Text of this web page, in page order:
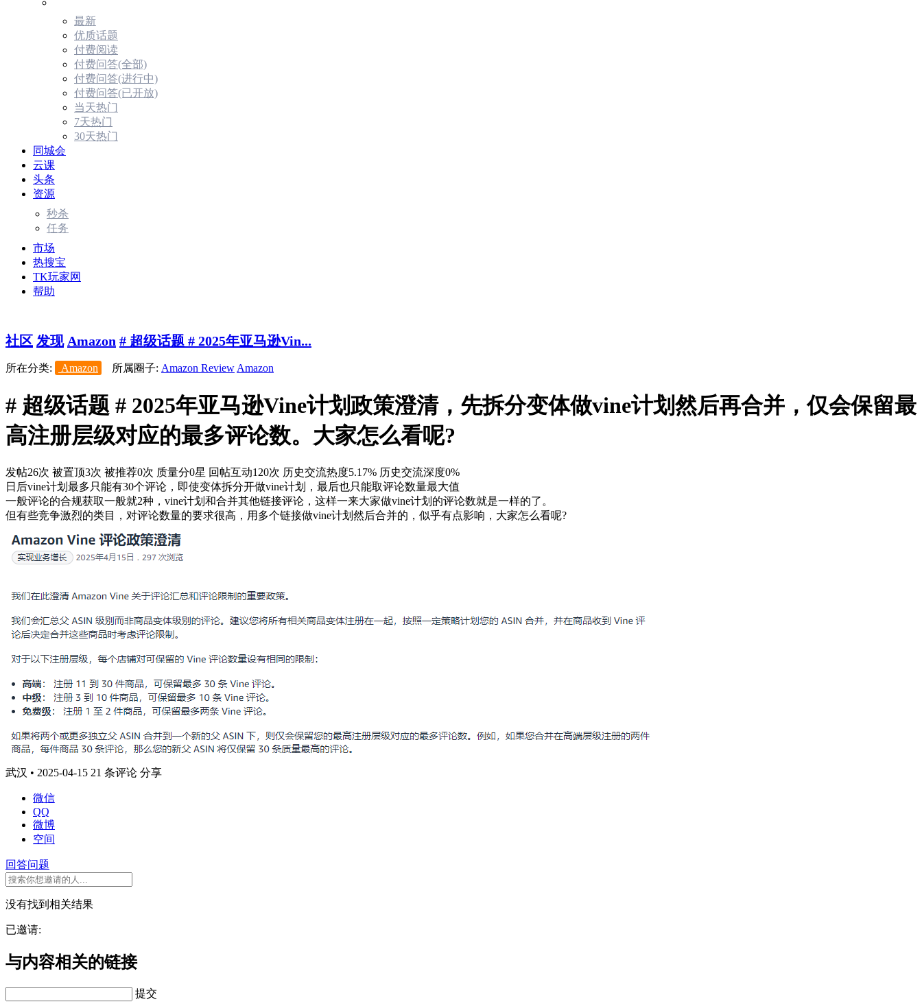
最新
优质话题
付费阅读
付费问答(全部)
付费问答(进行中)
付费问答(已开放)
当天热门
7天热门
30天热门
同城会
云课
头条
资源
秒杀
任务
市场
热搜宝
TK玩家网
帮助
社区 发现 Amazon # 超级话题 # 2025年亚马逊Vin...
所在分类: Amazon 所属圈子: Amazon ReviewAmazon
# 超级话题 # 2025年亚马逊Vine计划政策澄清，先拆分变体做vine计划然后再合并，仅会保留最
高注册层级对应的最多评论数。大家怎么看呢?
发帖26次 被置顶3次 被推荐0次 质量分0星 回帖互动120次 历史交流热度5.17% 历史交流深度0%
日后vine计划最多只能有30个评论，即使变体拆分开做vine计划，最后也只能取评论数量最大值
一般评论的合规获取一般就2种，vine计划和合并其他链接评论，这样一来大家做vine计划的评论数就是一样的了。
但有些竞争激烈的类目，对评论数量的要求很高，用多个链接做vine计划然后合并的，似乎有点影响，大家怎么看呢?
武汉 • 2025-04-15 21 条评论 分享
微信
QQ
微博
空间
回答问题
没有找到相关结果
已邀请:
与内容相关的链接
提交